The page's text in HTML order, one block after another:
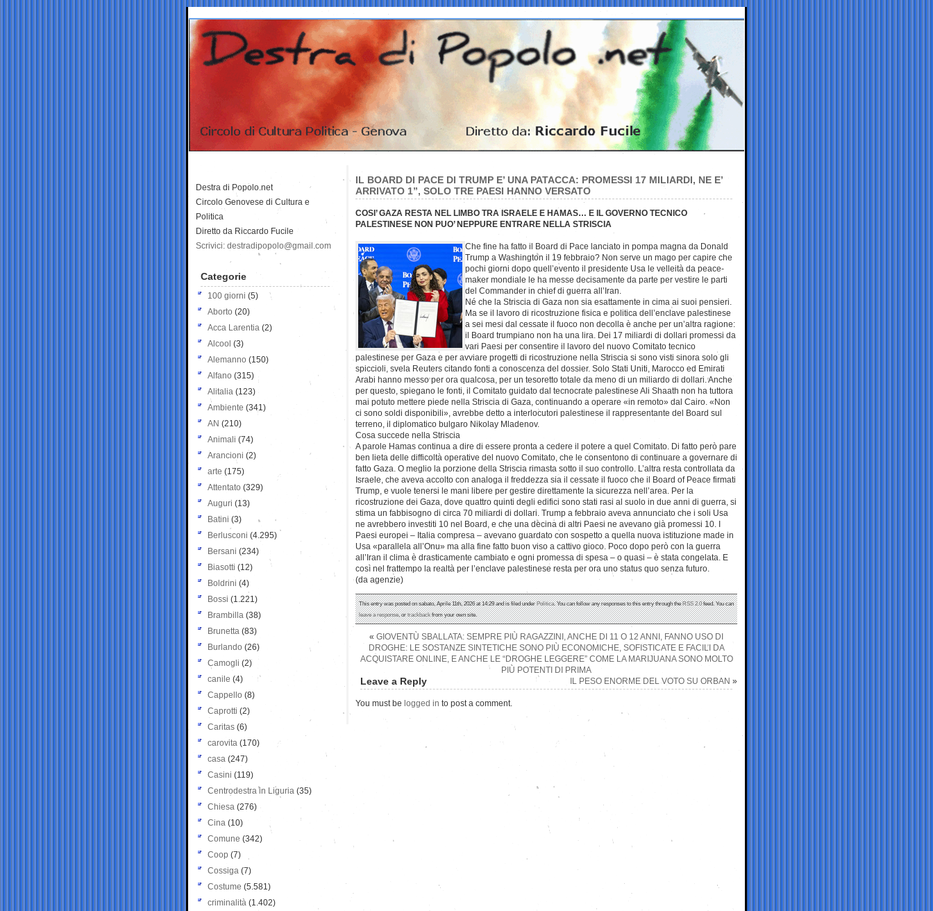
IL BOARD DI PACE DI TRUMP E’ UNA PATACCA: PROMESSI 17 MILIARDI, NE E’
ARRIVATO 1”, SOLO TRE PAESI HANNO VERSATO
COSI’ GAZA RESTA NEL LIMBO TRA ISRAELE E HAMAS… E IL GOVERNO TECNICO
PALESTINESE NON PUO’ NEPPURE ENTRARE NELLA STRISCIA
Che fine ha fatto il Board di Pace lanciato in pompa magna da Donald
Trump a Washington il 19 febbraio? Non serve un mago per capire che
pochi giorni dopo quell’evento il presidente Usa le velleità da peace-
maker mondiale le ha messe decisamente da parte per vestire le parti
del Commander in chief di guerra all’Iran.
Né che la Striscia di Gaza non sia esattamente in cima ai suoi pensieri.
Ma se il lavoro di ricostruzione fisica e politica dell’enclave palestinese
a sei mesi dal cessate il fuoco non decolla è anche per un’altra ragione:
il Board trumpiano non ha una lira. Dei 17 miliardi di dollari promessi da
vari Paesi per consentire il lavoro del nuovo Comitato tecnico
palestinese per Gaza e per avviare progetti di ricostruzione nella Striscia si sono visti sinora solo gli
spiccioli, svela Reuters citando fonti a conoscenza del dossier. Solo Stati Uniti, Marocco ed Emirati
Arabi hanno messo per ora qualcosa, per un tesoretto totale da meno di un miliardo di dollari. Anche
per questo, spiegano le fonti, il Comitato guidato dal tecnocrate palestinese Ali Shaath non ha tuttora
mai potuto mettere piede nella Striscia di Gaza, continuando a operare «in remoto» dal Cairo. «Non
ci sono soldi disponibili», avrebbe detto a interlocutori palestinese il rappresentante del Board sul
terreno, il diplomatico bulgaro Nikolay Mladenov.
Cosa succede nella Striscia
A parole Hamas continua a dire di essere pronta a cedere il potere a quel Comitato. Di fatto però pare
ben lieta delle difficoltà operative del nuovo Comitato, che le consentono di continuare a governare di
fatto Gaza. O meglio la porzione della Striscia rimasta sotto il suo controllo. L’altra resta controllata da
Israele, che aveva accolto con analoga il freddezza sia il cessate il fuoco che il Board of Peace firmati
Trump, e vuole tenersi le mani libere per gestire direttamente la sicurezza nell’area. Per la
ricostruzione dei Gaza, dove quattro quinti degli edifici sono stati rasi al suolo in due anni di guerra, si
stima un fabbisogno di circa 70 miliardi di dollari. Trump a febbraio aveva annunciato che i soli Usa
ne avrebbero investiti 10 nel Board, e che una decina di altri Paesi ne avevano già promessi 10. I
Paesi europei – Italia compresa – avevano guardato con sospetto a quella nuova istituzione made in
Usa «parallela all’Onu» ma alla fine fatto buon viso a cattivo gioco. Poco dopo però con la guerra
all’Iran il clima è drasticamente cambiato e ogni promessa di spesa – o quasi – è stata congelata. E
così nel frattempo la realtà per l’enclave palestinese resta per ora uno status quo senza futuro.
(da agenzie)
This entry was posted on sabato, Aprile 11th, 2026 at 14:29 and is filed underPolitica. You can follow any responses to this entry through theRSS 2.0feed. You can
leave a response, ortrackbackfrom your own site.
« GIOVENTÙ SBALLATA: SEMPRE PIÙ RAGAZZINI, ANCHE DI 11 O 12 ANNI, FANNO USO DI
DROGHE: LE SOSTANZE SINTETICHE SONO PIÙ ECONOMICHE, SOFISTICATE E FACILI DA
ACQUISTARE ONLINE, E ANCHE LE “DROGHE LEGGERE” COME LA MARIJUANA SONO MOLTO
PIÙ POTENTI DI PRIMA
IL PESO ENORME DEL VOTO SU ORBAN »
Leave a Reply
You must be logged in to post a comment.
Destra di Popolo.net
Circolo Genovese di Cultura e
Politica
Diretto da Riccardo Fucile
Scrivici: destradipopolo@gmail.com
Categorie
100 giorni (5)
Aborto (20)
Acca Larentia (2)
Alcool (3)
Alemanno (150)
Alfano (315)
Alitalia (123)
Ambiente (341)
AN (210)
Animali (74)
Arancioni (2)
arte (175)
Attentato (329)
Auguri (13)
Batini (3)
Berlusconi (4.295)
Bersani (234)
Biasotti (12)
Boldrini (4)
Bossi (1.221)
Brambilla (38)
Brunetta (83)
Burlando (26)
Camogli (2)
canile (4)
Cappello (8)
Caprotti (2)
Caritas (6)
carovita (170)
casa (247)
Casini (119)
Centrodestra in Liguria (35)
Chiesa (276)
Cina (10)
Comune (342)
Coop (7)
Cossiga (7)
Costume (5.581)
criminalità (1.402)